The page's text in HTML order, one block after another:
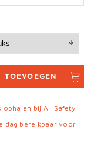
TOEVOEGEN
ophalen bij All Safety
dag bereikbaar voor